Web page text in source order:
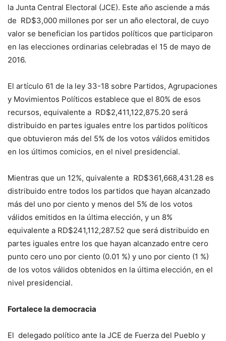
la Junta Central Electoral (JCE). Este año asciende a más
de RD$3,000 millones por ser un año electoral, de cuyo
valor se benefician los partidos políticos que participaron
en las elecciones ordinarias celebradas el 15 de mayo de
2016.
El artículo 61 de la ley 33-18 sobre Partidos, Agrupaciones
y Movimientos Políticos establece que el 80% de esos
recursos, equivalente a RD$2,411,122,875.20 será
distribuido en partes iguales entre los partidos políticos
que obtuvieron más del 5% de los votos válidos emitidos
en los últimos comicios, en el nivel presidencial.
Mientras que un 12%, quivalente a RD$361,668,431.28 es
distribuido entre todos los partidos que hayan alcanzado
más del uno por ciento y menos del 5% de los votos
válidos emitidos en la última elección, y un 8%
equivalente a RD$241,112,287.52 que será distribuido en
partes iguales entre los que hayan alcanzado entre cero
punto cero uno por ciento (0.01 %) y uno por ciento (1 %)
de los votos válidos obtenidos en la última elección, en el
nivel presidencial.
Fortalece la democracia
El delegado político ante la JCE de Fuerza del Pueblo y